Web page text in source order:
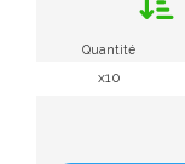
Quantité
x10